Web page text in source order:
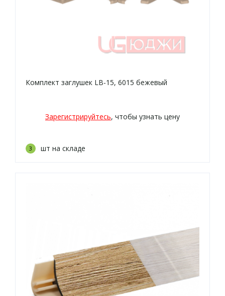
Комплект заглушек LB-15, 6015 бежевый
Зарегистрируйтесь, чтобы узнать цену
3 шт на складе